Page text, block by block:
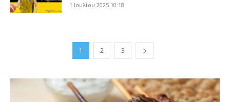
1 Ιουλίου 2025 10:18
1 2 3